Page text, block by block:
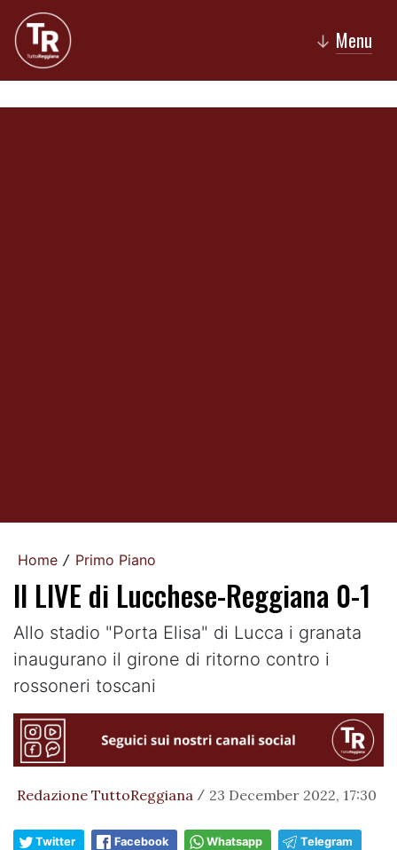
↓ Menu
Home / Primo Piano
Il LIVE di Lucchese-Reggiana 0-1
Allo stadio "Porta Elisa" di Lucca i granata
inaugurano il girone di ritorno contro i
rossoneri toscani
Redazione TuttoReggiana / 23 December 2022, 17:30
Twitter Facebook Whatsapp Telegram